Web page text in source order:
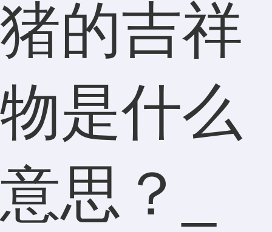
猪的吉祥
物是什么
意思？_